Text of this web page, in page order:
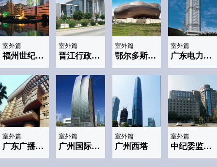
室外篇
福州世纪金源大酒店
室外篇
晋江行政服务中心
室外篇
鄂尔多斯博物馆
室外篇
广东电力大厦
室外篇
广东广播中心大厦
室外篇
广州国际金融广场
室外篇
广州西塔
室外篇
中纪委监察部